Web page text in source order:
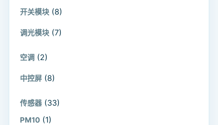
开关模块 (8)
调光模块 (7)
空调 (2)
中控屏 (8)
传感器 (33)
PM10 (1)